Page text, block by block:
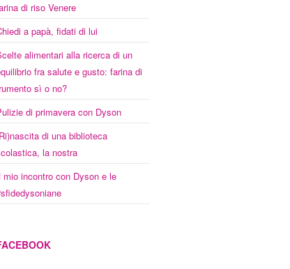
di riso Venere
a papà, fidati di lui
alimentari alla ricerca di un
fra salute e gusto: farina di
sì o no?
di primavera con Dyson
di una biblioteca
la nostra
mio incontro con Dyson e le